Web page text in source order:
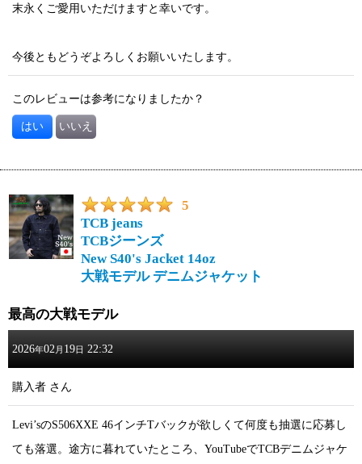
末永くご愛用いただけますと幸いです。
今後ともどうぞよろしくお願いいたします。
このレビューは参考になりましたか？
はい いいえ
5
TCB jeans
TCBジーンズ
New S40's Jacket 14oz
大戦モデル デニムジャケット
最高の大戦モデル
2026年02 月 19日 22:32
購入者 さん
Levi’sのS506XXE 46インチTバックが欲しくて何度も抽選に応募し
ても落選。途方に暮れていたところ、YouTubeでTCBデニムジャケ